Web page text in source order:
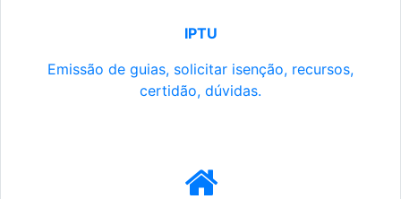
IPTU
Emissão de guias, solicitar isenção, recursos,
certidão, dúvidas.